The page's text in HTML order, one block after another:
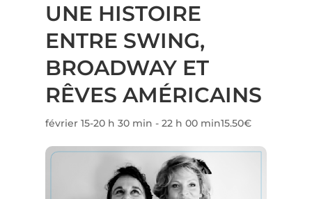
UNE HISTOIRE
ENTRE SWING,
BROADWAY ET
RÊVES AMÉRICAINS
février 15-20 h 30 min - 22 h 00 min15.50€